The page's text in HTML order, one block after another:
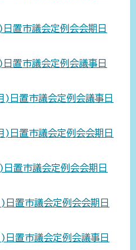
置市議会定例会会期日
置市議会定例会議事日
置市議会定例会議事日
置市議会定例会会期日
置市議会定例会会期日
置市議会定例会会期日
置市議会定例会議事日